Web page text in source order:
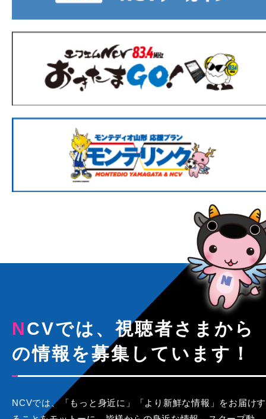
NCVでは、視聴者さまから
の情報を募集しています！
NCVでは、「もっと身近に」「より新鮮な情報」をお届けす